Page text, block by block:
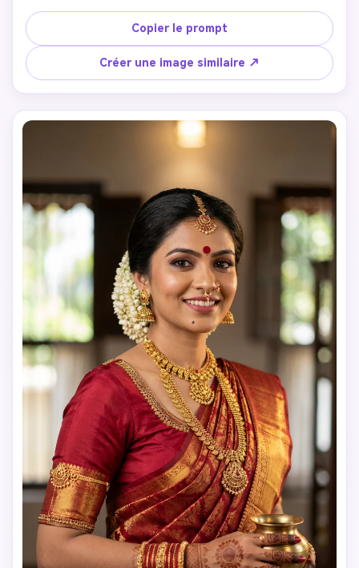
préservés. Panneau gauche : femme en sari de soie vert
profond cuisinant le Pongal dans un pot d’argile sur feu
de bois traditionnel, vapeur visible. Panneau central :
homme en veshti blanc debout avec bétail décoré de
guirlandes de soucis et cornes peintes. Panneau droit :
couple assis ensemble préparant de la nourriture sur
feuilles de bananier et récipients en laiton. Tous dans un
décor rural du sud, lumière dorée du matin. Eléments
authentiques : motifs kolam, cannes à sucre, plantes de
naturelle, palette chaude, style documentaire. Chaque
panneau : composition cinématographique, faible
profondeur de champ. Esthétique Instagram,
représentation culturelle authentique—sans effet
Copier le prompt
Créer une image similaire ↗